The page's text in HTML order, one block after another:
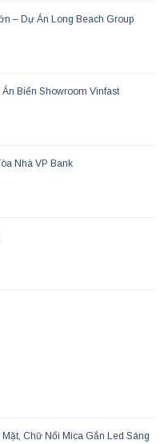
– Dự Án Long Beach Group
Biển Showroom Vinfast
Nhà VP Bank
Chữ Nổi Mica Gắn Led Sáng